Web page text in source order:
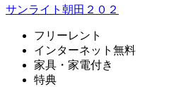
サンライト朝田２０２
フリーレント
インターネット無料
家具・家電付き
特典